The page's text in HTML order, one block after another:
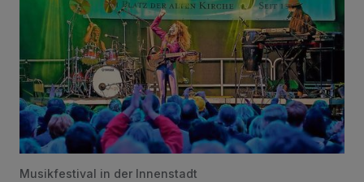
Musikfestival in der Innenstadt